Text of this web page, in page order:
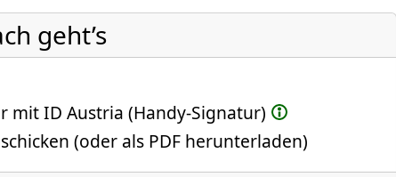
geht’s
mit ID Austria (Handy-Signatur)
(oder als PDF herunterladen)